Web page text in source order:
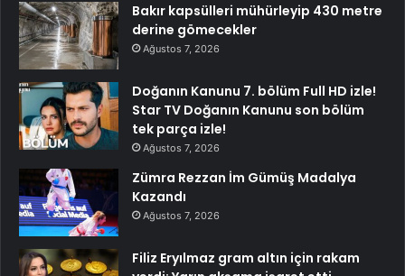
Bakır kapsülleri mühürleyip 430 metre
derine gömecekler
Ağustos 7, 2026
Doğanın Kanunu 7. bölüm Full HD izle!
Star TV Doğanın Kanunu son bölüm
tek parça izle!
Ağustos 7, 2026
Zümra Rezzan İm Gümüş Madalya
Kazandı
Ağustos 7, 2026
Filiz Eryılmaz gram altın için rakam